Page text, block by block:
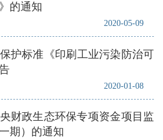
2020-05-09
的通知
2020-01-08
护标准《印刷工业污染防治可
财政生态环保专项资金项目监
期）的通知